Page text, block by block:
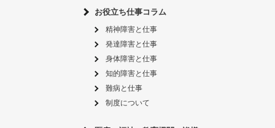
お役立ち仕事コラム
精神障害と仕事
発達障害と仕事
身体障害と仕事
知的障害と仕事
難病と仕事
制度について